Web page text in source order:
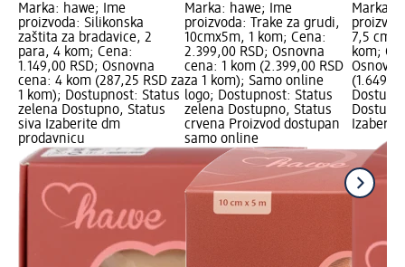
Marka: hawe; Ime
proizvoda: Silikonska
zaštita za bradavice, 2
para, 4 kom; Cena:
1.149,00 RSD; Osnovna
cena: 4 kom (287,25 RSD za
1 kom); Dostupnost: Status
zelena Dostupno, Status
siva Izaberite dm
prodavnicu
Marka: hawe; Ime
proizvoda: Trake za grudi,
10cmx5m, 1 kom; Cena:
2.399,00 RSD; Osnovna
cena: 1 kom (2.399,00 RSD
za 1 kom); Samo online
logo; Dostupnost: Status
zelena Dostupno, Status
crvena Proizvod dostupan
samo online
Marka:
7,5 cm
kom;